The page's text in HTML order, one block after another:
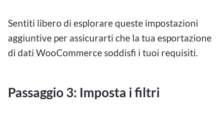
Sentiti libero di esplorare queste impostazioni
aggiuntive per assicurarti che la tua esportazione
di dati WooCommerce soddisfi i tuoi requisiti.
Passaggio 3: Imposta i filtri